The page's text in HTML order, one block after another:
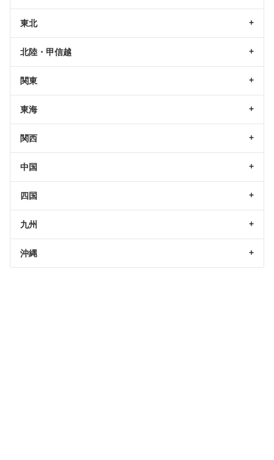
東北
北陸・甲信越
関東
東海
関西
中国
四国
九州
沖縄